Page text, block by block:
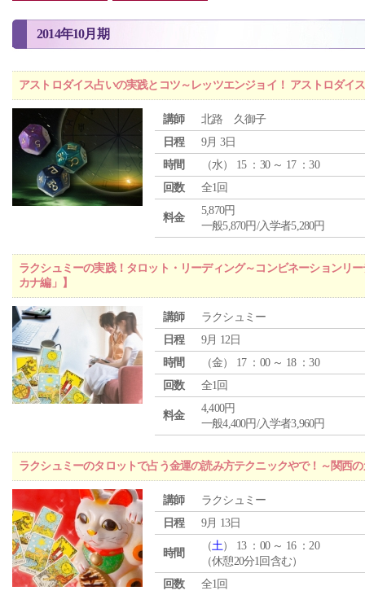
2014年10月期
アストロダイス占いの実践とコツ～レッツエンジョイ！ アストロダイ
講師
北路 久御子
日程
9月 3日
時間
（水） 15 ：30 ～ 17 ：30
回数
全1回
料金
5,870円
一般5,870円/入学者5,280円
ラクシュミーの実践！タロット・リーディング～コンビネーションリ
カナ編」】
講師
ラクシュミー
日程
9月 12日
時間
（金） 17 ：00 ～ 18 ：30
回数
全1回
料金
4,400円
一般4,400円/入学者3,960円
ラクシュミーのタロットで占う金運の読み方テクニックやで！～関西
講師
ラクシュミー
日程
9月 13日
時間
（土） 13 ：00 ～ 16 ：20
（休憩20分1回含む）
回数
全1回